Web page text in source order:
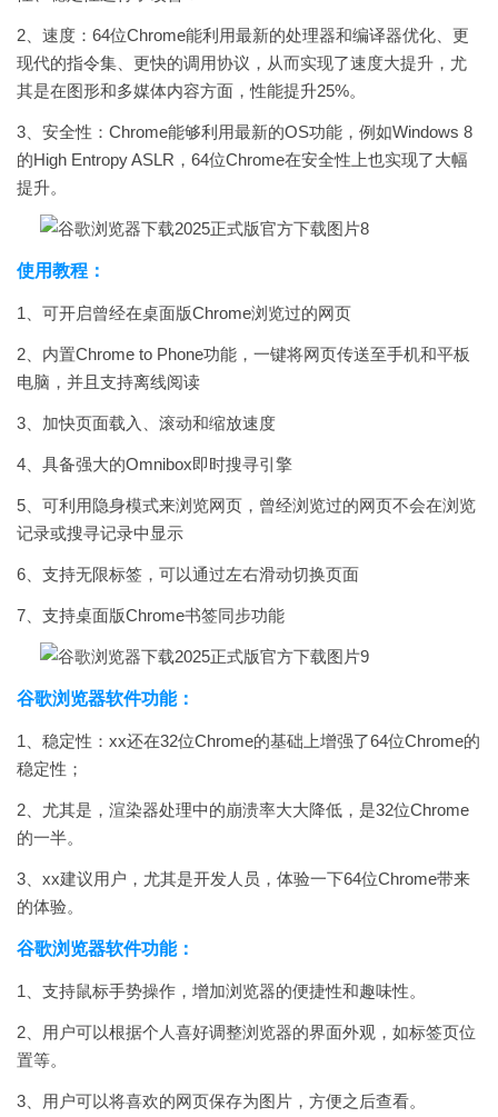
2、速度：64位Chrome能利用最新的处理器和编译器优化、更
现代的指令集、更快的调用协议，从而实现了速度大提升，尤
其是在图形和多媒体内容方面，性能提升25%。
3、安全性：Chrome能够利用最新的OS功能，例如Windows 8
的High Entropy ASLR，64位Chrome在安全性上也实现了大幅
提升。
使用教程：
1、可开启曾经在桌面版Chrome浏览过的网页
2、内置Chrome to Phone功能，一键将网页传送至手机和平板
电脑，并且支持离线阅读
3、加快页面载入、滚动和缩放速度
4、具备强大的Omnibox即时搜寻引擎
5、可利用隐身模式来浏览网页，曾经浏览过的网页不会在浏览
记录或搜寻记录中显示
6、支持无限标签，可以通过左右滑动切换页面
7、支持桌面版Chrome书签同步功能
谷歌浏览器软件功能：
1、稳定性：xx还在32位Chrome的基础上增强了64位Chrome的
稳定性；
2、尤其是，渲染器处理中的崩溃率大大降低，是32位Chrome
的一半。
3、xx建议用户，尤其是开发人员，体验一下64位Chrome带来
的体验。
谷歌浏览器软件功能：
1、支持鼠标手势操作，增加浏览器的便捷性和趣味性。
2、用户可以根据个人喜好调整浏览器的界面外观，如标签页位
置等。
3、用户可以将喜欢的网页保存为图片，方便之后查看。